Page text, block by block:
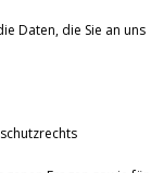
Daten, die Sie an uns